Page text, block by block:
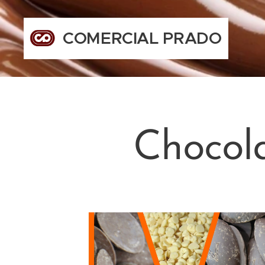
COMERCIAL PRADO